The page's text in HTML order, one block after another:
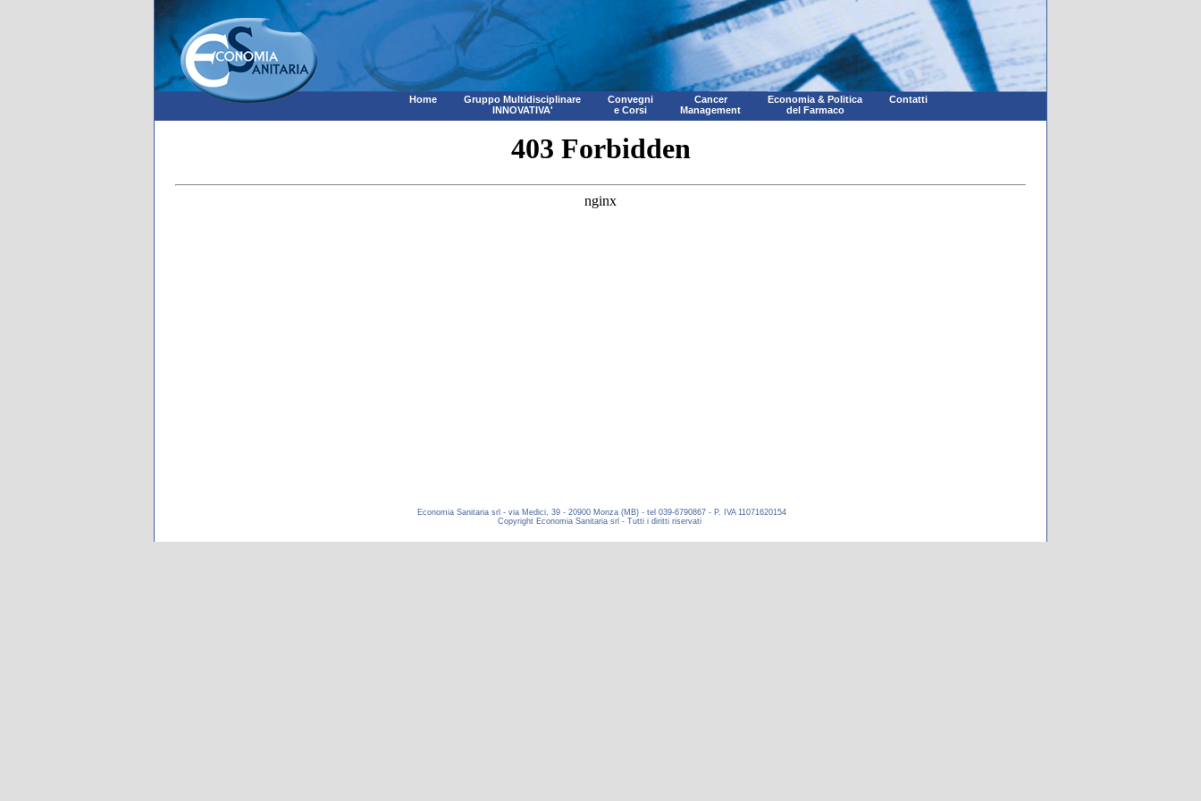
Home
Gruppo Multidisciplinare
INNOVATIVA'
Convegni
e Corsi
Cancer
Management
Economia & Politica
del Farmaco
Contatti
Economia Sanitaria srl - via Medici, 39 - 20900 Monza (MB) - tel 039-6790867 - P. IVA 11071620154
Copyright Economia Sanitaria srl - Tutti i diritti riservati